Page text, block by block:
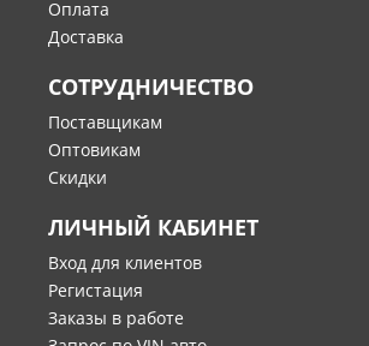
Оплата
Доставка
СОТРУДНИЧЕСТВО
Поставщикам
Оптовикам
Скидки
ЛИЧНЫЙ КАБИНЕТ
Вход для клиентов
Регистация
Заказы в работе